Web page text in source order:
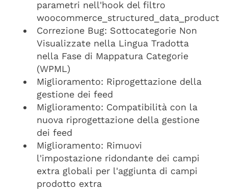
parametri nell'hook del filtro
woocommerce_structured_data_product
Correzione Bug: Sottocategorie Non
Visualizzate nella Lingua Tradotta
nella Fase di Mappatura Categorie
(WPML)
Miglioramento: Riprogettazione della
gestione dei feed
Miglioramento: Compatibilità con la
nuova riprogettazione della gestione
dei feed
Miglioramento: Rimuovi
l'impostazione ridondante dei campi
extra globali per l'aggiunta di campi
prodotto extra